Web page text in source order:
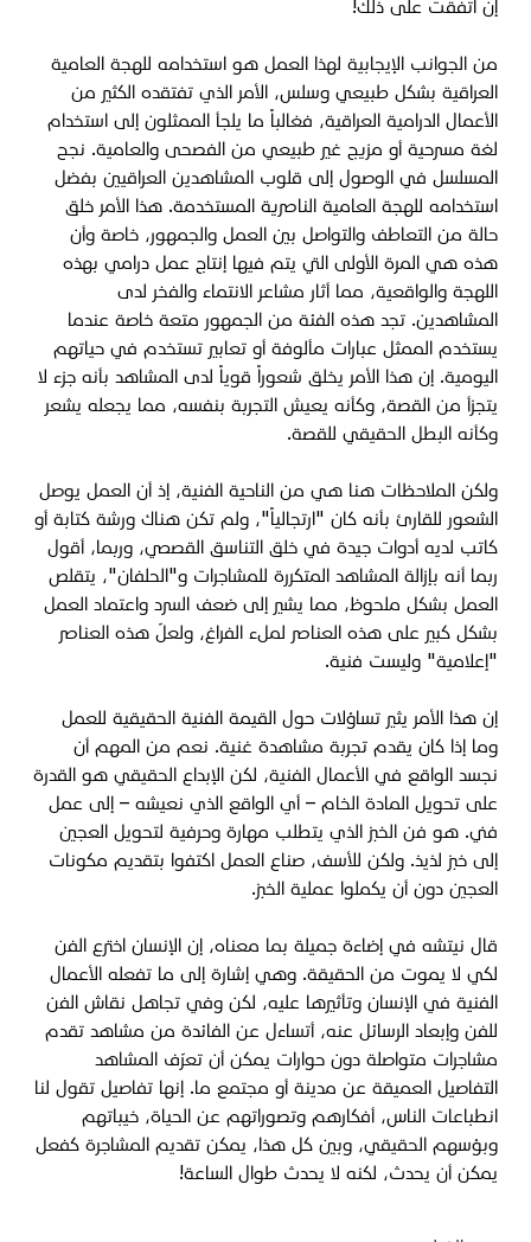
إن اتفقت على ذلك!
من الجوانب الإيجابية لهذا العمل هو استخدامه للهجة العامية
العراقية بشكل طبيعي وسلس، الأمر الذي تفتقده الكثير من
الأعمال الدرامية العراقية، فغالباً ما يلجأ الممثلون إلى استخدام
لغة مسرحية أو مزيج غير طبيعي من الفصحى والعامية. نجح
المسلسل في الوصول إلى قلوب المشاهدين العراقيين بفضل
استخدامه للهجة العامية الناصرية المستخدمة. هذا الأمر خلق
حالة من التعاطف والتواصل بين العمل والجمهور، خاصة وأن
هذه هي المرة الأولى التي يتم فيها إنتاج عمل درامي بهذه
اللهجة والواقعية، مما أثار مشاعر الانتماء والفخر لدى
المشاهدين. تجد هذه الفئة من الجمهور متعة خاصة عندما
يستخدم الممثل عبارات مألوفة أو تعابير تستخدم في حياتهم
اليومية. إن هذا الأمر يخلق شعوراً قوياً لدى المشاهد بأنه جزء لا
يتجزأ من القصة، وكأنه يعيش التجربة بنفسه، مما يجعله يشعر
وكأنه البطل الحقيقي للقصة.
ولكن الملاحظات هنا هي من الناحية الفنية، إذ أن العمل يوصل
الشعور للقارئ بأنه كان "ارتجالياً"، ولم تكن هناك ورشة كتابة أو
كاتب لديه أدوات جيدة في خلق التناسق القصصي، وربما، أقول
ربما أنه بإزالة المشاهد المتكررة للمشاجرات و"الحلفان"، يتقلص
العمل بشكل ملحوظ، مما يشير إلى ضعف السرد واعتماد العمل
بشكل كبير على هذه العناصر لملء الفراغ، ولعلّ هذه العناصر
"إعلامية" وليست فنية.
إن هذا الأمر يثير تساؤلات حول القيمة الفنية الحقيقية للعمل
وما إذا كان يقدم تجربة مشاهدة غنية. نعم من المهم أن
نجسد الواقع في الأعمال الفنية، لكن الإبداع الحقيقي هو القدرة
على تحويل المادة الخام – أي الواقع الذي نعيشه – إلى عمل
فني. هو فن الخبز الذي يتطلب مهارة وحرفية لتحويل العجين
إلى خبز لذيذ. ولكن للأسف، صناع العمل اكتفوا بتقديم مكونات
العجين دون أن يكملوا عملية الخبز.
قال نيتشه في إضاءة جميلة بما معناه، إن الإنسان اخترع الفن
لكي لا يموت من الحقيقة. وهي إشارة إلى ما تفعله الأعمال
الفنية في الإنسان وتأثيرها عليه، لكن وفي تجاهل نقاش الفن
للفن وإبعاد الرسائل عنه، أتساءل عن الفائدة من مشاهد تقدم
مشاجرات متواصلة دون حوارات يمكن أن تعرّف المشاهد
التفاصيل العميقة عن مدينة أو مجتمع ما. إنها تفاصيل تقول لنا
انطباعات الناس، أفكارهم وتصوراتهم عن الحياة، خيباتهم
وبؤسهم الحقيقي، وبين كل هذا، يمكن تقديم المشاجرة كفعل
يمكن أن يحدث، لكنه لا يحدث طوال الساعة!